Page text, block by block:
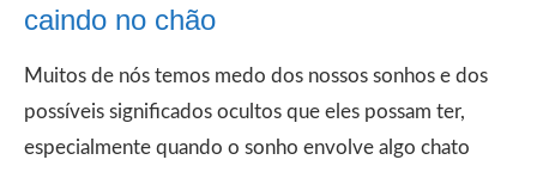
caindo no chão
Muitos de nós temos medo dos nossos sonhos e dos
possíveis significados ocultos que eles possam ter,
especialmente quando o sonho envolve algo chato